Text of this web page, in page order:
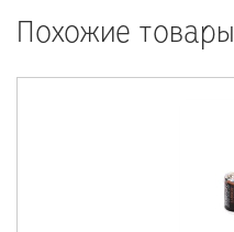
Похожие товары